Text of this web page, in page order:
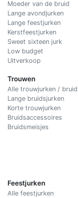
Moeder van de bruid
Lange avondjurken
Lange feestjurken
Kerstfeestjurken
Sweet sixteen jurk
Low budget
Uitverkoop
Trouwen
Alle trouwjurken /
Lange bruidsjurken
Korte trouwjurken
Bruidsaccessoires
Bruidsmeisjes
Feestjurken
Alle feestjurken